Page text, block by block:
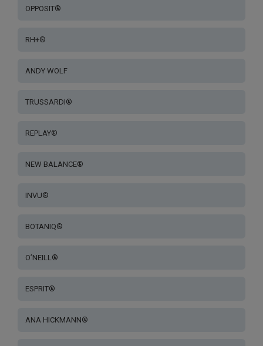
OPPOSIT®
RH+®
ANDY WOLF
TRUSSARDI®
REPLAY®
NEW BALANCE®
INVU®
BOTANIQ®
O’NEILL®
ESPRIT®
ANA HICKMANN®